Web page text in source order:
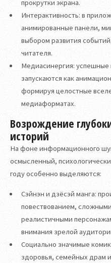
прокрутки экрана.
Интерактивность: в
анимированные панели,
выбором развития
читателя.
Медиасинергия: успешные
запускаются как
формируя целостные
медиаформатах.
Возрождение
историй
На фоне информационного
осмысленный,
году особенно выделяются:
Сэйнэн и дзёсэй манга:
повествованием,
реалистичными
внимания зрелой
Социально значимые
здоровья, семейных драм